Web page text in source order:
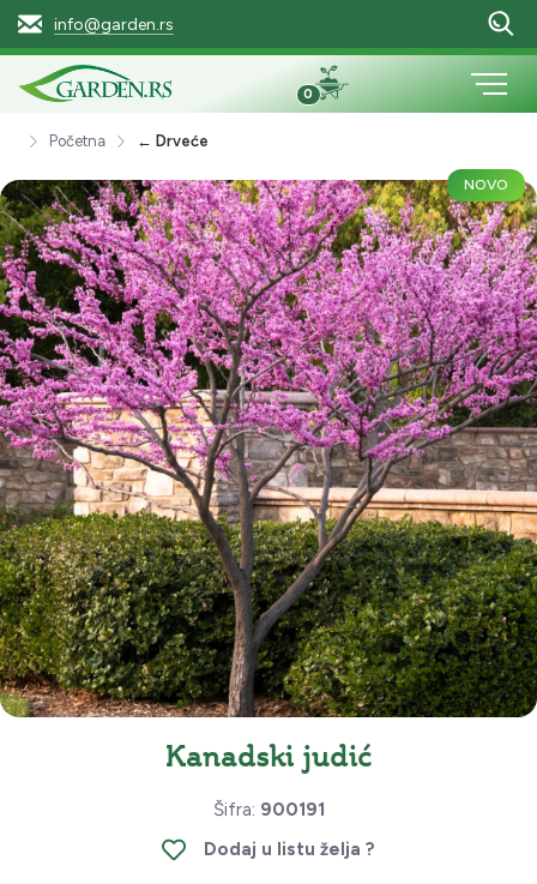
info@garden.rs
0
Početna ← Drveće
NOVO
Kanadski judić
Šifra: 900191
Dodaj u listu želja ?